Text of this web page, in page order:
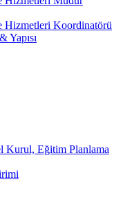
Hizmetleri Koordinatörü
Yapısı
Eğitim Planlama